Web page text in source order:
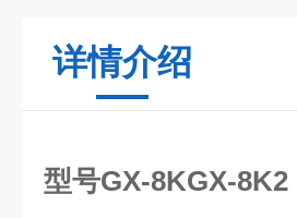
详情介绍
型号GX-8KGX-